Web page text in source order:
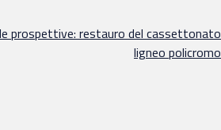
prospettive: restauro del cassettonato
ligneo policromo